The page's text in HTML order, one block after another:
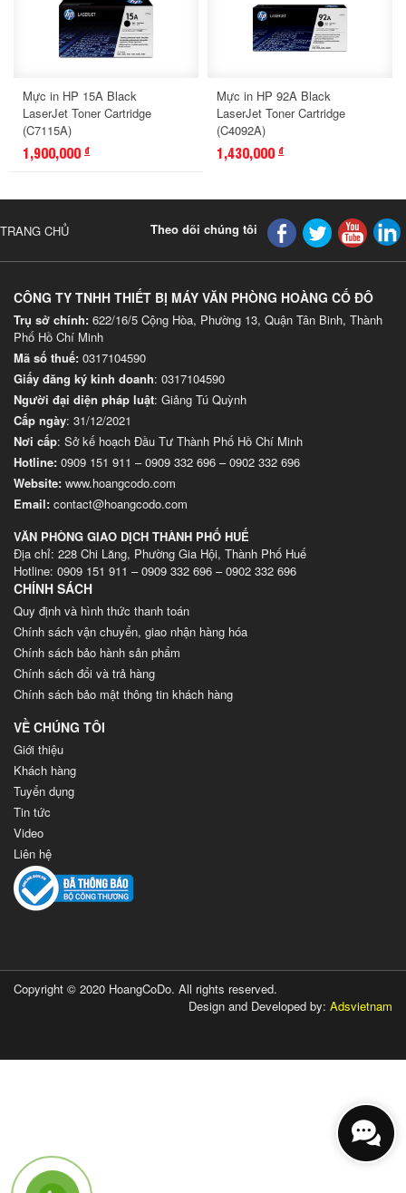
Mực in HP 15A Black
LaserJet Toner Cartridge
(C7115A)
1,900,000 đ
Mực in HP 92A Black
LaserJet Toner Cartridge
(C4092A)
1,430,000 đ
TRANG CHỦ Theo dõi chúng tôi
CÔNG TY TNHH THIẾT BỊ MÁY VĂN PHÒNG HOÀNG CỐ ĐÔ
Trụ sở chính: 622/16/5 Cộng Hòa, Phường 13, Quận Tân Binh, Thành
Phố Hồ Chí Minh
Mã số thuế: 0317104590
Giấy đăng ký kinh doanh: 0317104590
Người đại diện pháp luật: Giảng Tú Quỳnh
Cấp ngày: 31/12/2021
Nơi cấp: Sở kế hoạch Đầu Tư Thành Phố Hồ Chí Minh
Hotline: 0909 151 911 –0909 332 696 –0902 332 696
Website: www.hoangcodo.com
Email: contact@hoangcodo.com
VĂN PHÒNG GIAO DỊCH THÀNH PHỐ HUẾ
Địa chỉ: 228 Chi Lăng, Phường Gia Hội, Thành Phố Huế
Hotline: 0909 151 911 – 0909 332 696 – 0902 332 696
CHÍNH SÁCH
Quy định và hình thức thanh toán
Chính sách vận chuyển, giao nhận hàng hóa
Chính sách bảo hành sản phẩm
Chính sách đổi và trả hàng
Chính sách bảo mật thông tin khách hàng
VỀ CHÚNG TÔI
Giới thiệu
Khách hàng
Tuyển dụng
Tin tức
Video
Liên hệ
Copyright © 2020 HoangCoDo. All rights reserved.
Design and Developed by: Adsvietnam